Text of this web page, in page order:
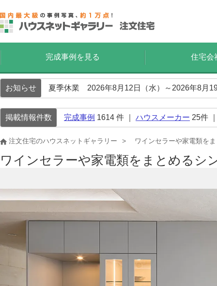
完成事例を見る 住宅会
お知らせ 夏季休業 2026年8月12日（水）～2026年8月
掲載情報件数 完成事例 1614 件 ｜ ハウスメーカー 25件
注文住宅のハウスネットギャラリー ワインセラーや家電類を
ワインセラーや家電類をまとめるシ